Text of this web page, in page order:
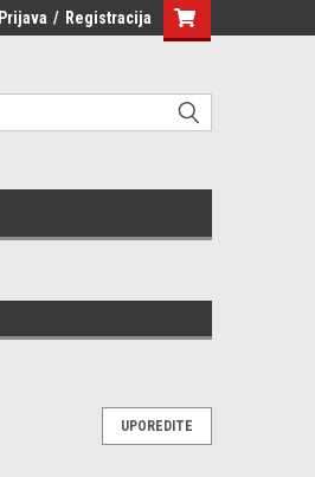
Prijava / Registracija
UPOREDITE